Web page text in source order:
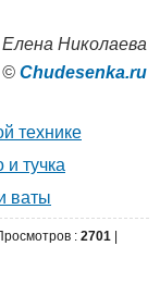
Елена Николаева
© Сhudesenka.ru
технике
тучка
ваты
: 2701